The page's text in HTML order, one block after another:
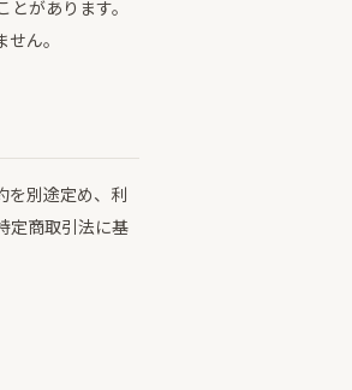
があります。
ん。
を別途定め、利
定商取引法に基